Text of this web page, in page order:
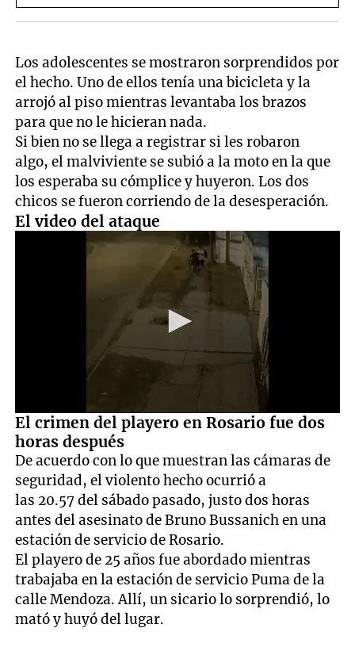
Los adolescentes se mostraron sorprendidos por
el hecho. Uno de ellos tenía una bicicleta y la
arrojó al piso mientras levantaba los brazos
para que no le hicieran nada.
Si bien no se llega a registrar si les robaron
algo, el malviviente se subió a la moto en la que
los esperaba su cómplice y huyeron. Los dos
chicos se fueron corriendo de la desesperación.
El video del ataque
0
seconds
of
46
seconds
El crimen del playero en Rosario fue dos
horas después
De acuerdo con lo que muestran las cámaras de
seguridad, el violento hecho ocurrió a
las 20.57 del sábado pasado, justo dos horas
antes del asesinato de Bruno Bussanich en una
estación de servicio de Rosario.
El playero de 25 años fue abordado mientras
trabajaba en la estación de servicio Puma de la
calle Mendoza. Allí, un sicario lo sorprendió, lo
mató y huyó del lugar.